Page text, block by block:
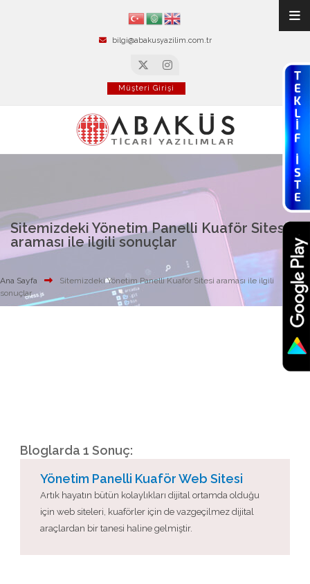
bilgi@abakusyazilim.com.tr
Müşteri Girişi
Sitemizdeki Yönetim Panelli Kuaför Sitesi
araması ile ilgili sonuçlar
Ana Sayfa
Sitemizdeki Yönetim Panelli Kuaför Sitesi araması ile ilgili
sonuçlar
Bloglarda 1 Sonuç:
Yönetim Panelli Kuaför Web Sitesi
Artık hayatın bütün kolaylıkları dijital ortamda olduğu
için web siteleri, kuaförler için de vazgeçilmez dijital
araçlardan bir tanesi haline gelmiştir.